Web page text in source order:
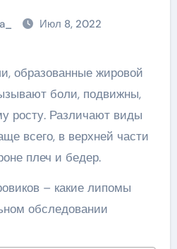
Июл 8, 2022
боли, подвижны,
росту. Различают виды
всего, в верхней части
плеч и бедер.